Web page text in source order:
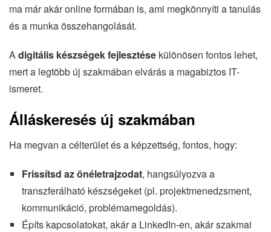
ma már akár online formában is, ami megkönnyíti a tanulás
és a munka összehangolását.
Adigitális készségek fejlesztése különösen fontos lehet,
mert a legtöbb új szakmában elvárás a magabiztos IT-
ismeret.
Álláskeresés új szakmában
Ha megvan a célterület és a képzettség, fontos, hogy:
Frissítsd az önéletrajzodat, hangsúlyozva a
transzferálható készségeket (pl. projektmenedzsment,
kommunikáció, problémamegoldás).
Építs kapcsolatokat, akár a LinkedIn-en, akár szakmai